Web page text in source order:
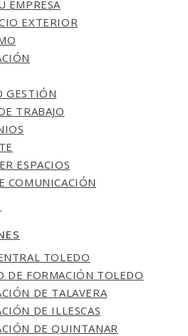
EMPRESA
EXTERIOR
GESTIÓN
TRABAJO
ESPACIOS
COMUNICACIÓN
TOLEDO
DE FORMACIÓN TOLEDO
DE TALAVERA
DE ILLESCAS
DE QUINTANAR